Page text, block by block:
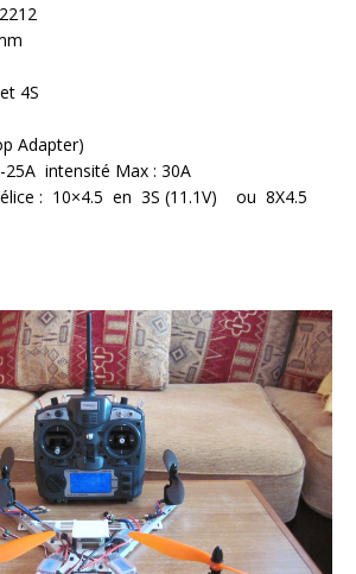
4S
Adapter)
intensité Max : 30A
: 10×4.5 en 3S (11.1V) ou 8X4.5